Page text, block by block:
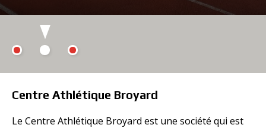
Centre Athlétique Broyard
Le Centre Athlétique Broyard est une société qui est